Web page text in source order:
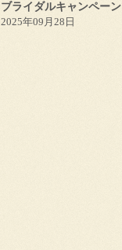
ブライダルキャンペーン
2025年09月28日